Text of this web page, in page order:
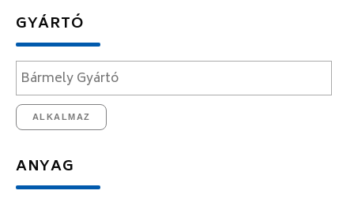
GYÁRTÓ
ALKALMAZ
ANYAG